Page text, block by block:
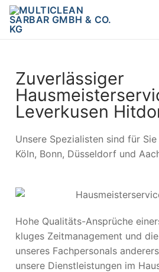
Zuverlässiger
Leverkusen
Unsere Spezialisten sind für
Köln, Bonn, Düsseldorf und
Hohe Qualitäts-Ansprüche
kluges Zeitmanagement und
unseres Fachpersonals
unsere Dienstleistungen im